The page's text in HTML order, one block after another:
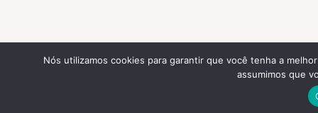
Nós utilizamos cookies para garantir que você tenha a
assumimos que